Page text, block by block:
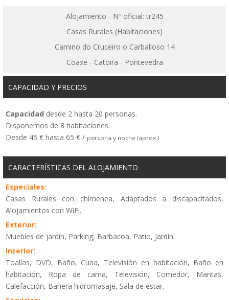
Alojamiento - Nº oficial: tr245
Casas Rurales (Habitaciones)
Camino do Cruceiro o Carballoso 14
Coaxe - Catoira - Pontevedra
CAPACIDAD Y PRECIOS
Capacidad desde 2 hasta 20 personas.
Disponemos de 8 habitaciones.
Desde 45 € hasta 65 € / persona y noche (aprox.)
CARACTERÍSTICAS DEL ALOJAMIENTO
Especiales:
Casas Rurales con chimenea, Adaptados a discapacitados,
Alojamientos con WiFi.
Exterior:
Muebles de jardín, Parking, Barbacoa, Patio, Jardín.
Interior:
Toallas, DVD, Baño, Cuna, Televisión en habitación, Baño en
habitación, Ropa de cama, Televisión, Comedor, Mantas,
Calefacción, Bañera hidromasaje, Sala de estar.